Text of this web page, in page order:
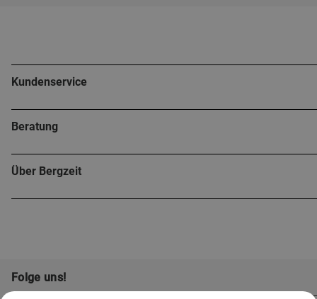
Kundenservice
Beratung
Über Bergzeit
Folge uns!